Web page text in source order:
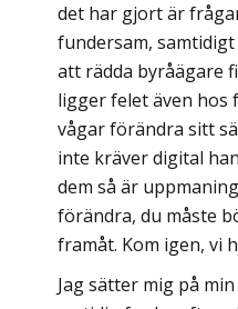
det har gjort är
fundersam,
att rädda byråägare
ligger felet även hos
vågar förändra sitt
inte kräver digital
dem så är
förändra, du måste
framåt. Kom igen, vi
Jag sätter mig på